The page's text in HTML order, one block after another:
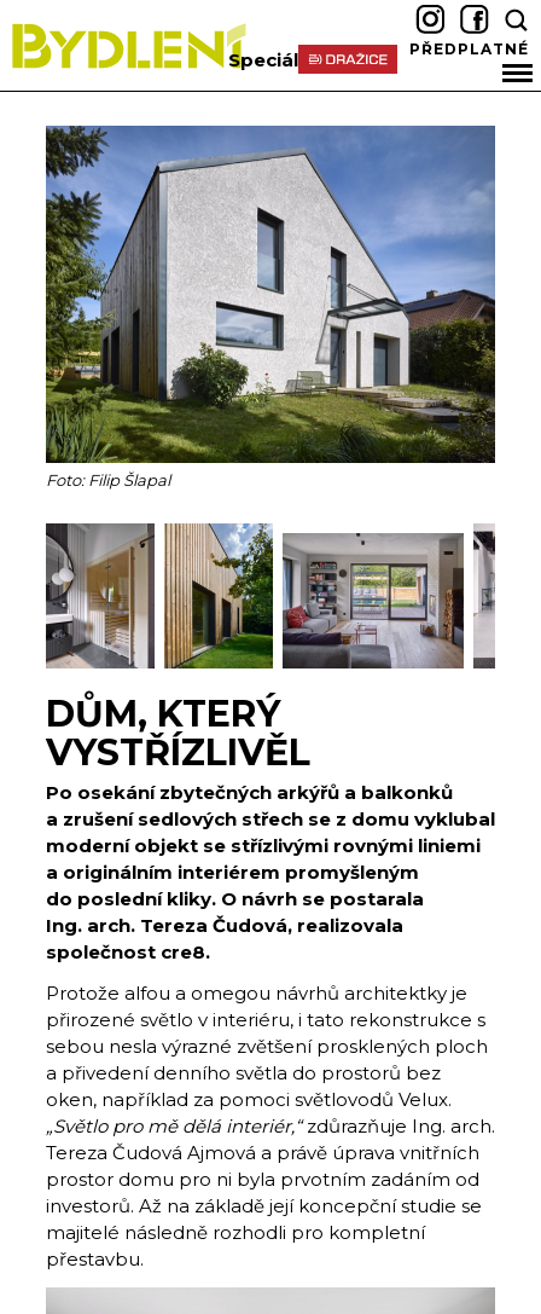
Speciál PŘEDPLATNÉ
Foto: Filip Šlapal
DŮM, KTERÝ
VYSTŘÍZLIVĚL
Po osekání zbytečných arkýřů a balkonků
a zrušení sedlových střech se z domu vyklubal
moderní objekt se střízlivými rovnými liniemi
a originálním interiérem promyšleným
do poslední kliky. O návrh se postarala
Ing. arch. Tereza Čudová, realizovala
společnost cre8.
Protože alfou a omegou návrhů architektky je
přirozené světlo v interiéru, i tato rekonstrukce s
sebou nesla výrazné zvětšení prosklených ploch
a přivedení denního světla do prostorů bez
oken, například za pomoci světlovodů Velux.
„Světlo pro mě dělá interiér,“zdůrazňuje Ing. arch.
Tereza Čudová Ajmová a právě úprava vnitřních
prostor domu pro ni byla prvotním zadáním od
investorů. Až na základě její koncepční studie se
majitelé následně rozhodli pro kompletní
přestavbu.